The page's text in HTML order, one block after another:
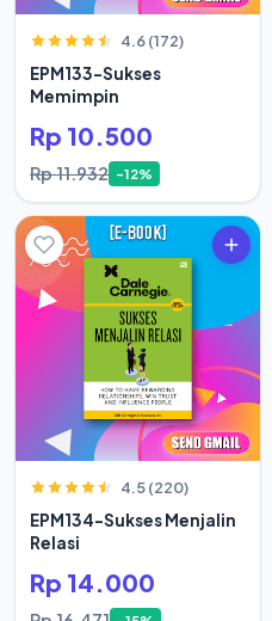
4.6 (172)
EPM133-Sukses
Memimpin
Rp 10.500
Rp 11.932 -12%
4.5 (220)
EPM134-Sukses Menjalin
Relasi
Rp 14.000